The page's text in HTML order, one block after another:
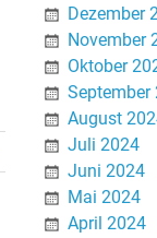
Dezember
November
Oktober
September
August
Juli 2024
Juni 2024
Mai 2024
April 2024